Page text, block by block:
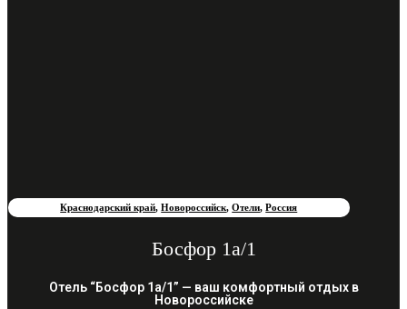
Краснодарский край,Новороссийск,Отели,Россия
Босфор 1а/1
Отель “Босфор 1а/1” — ваш комфортный отдых в
Новороссийске